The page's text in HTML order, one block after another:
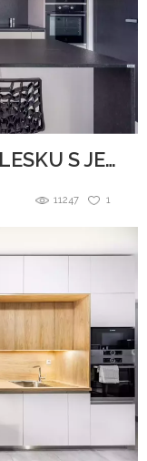
KUCHYNĚ VE VYSOKÉM LESKU S JEMNÝMI TŘPYTKAMI
1
11247